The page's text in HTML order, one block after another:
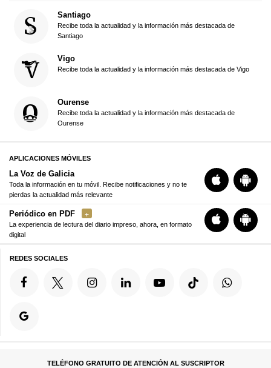
Santiago
Recibe toda la actualidad y la información más destacada de
Santiago
Vigo
Recibe toda la actualidad y la información más destacada de Vigo
Ourense
Recibe toda la actualidad y la información más destacada de
Ourense
APLICACIONES MÓVILES
La Voz de Galicia
Toda la información en tu móvil. Recibe notificaciones y no te
pierdas la actualidad más relevante
Periódico en PDF
La experiencia de lectura del diario impreso, ahora, en formato
digital
REDES SOCIALES
TELÉFONO GRATUITO DE ATENCIÓN AL SUSCRIPTOR